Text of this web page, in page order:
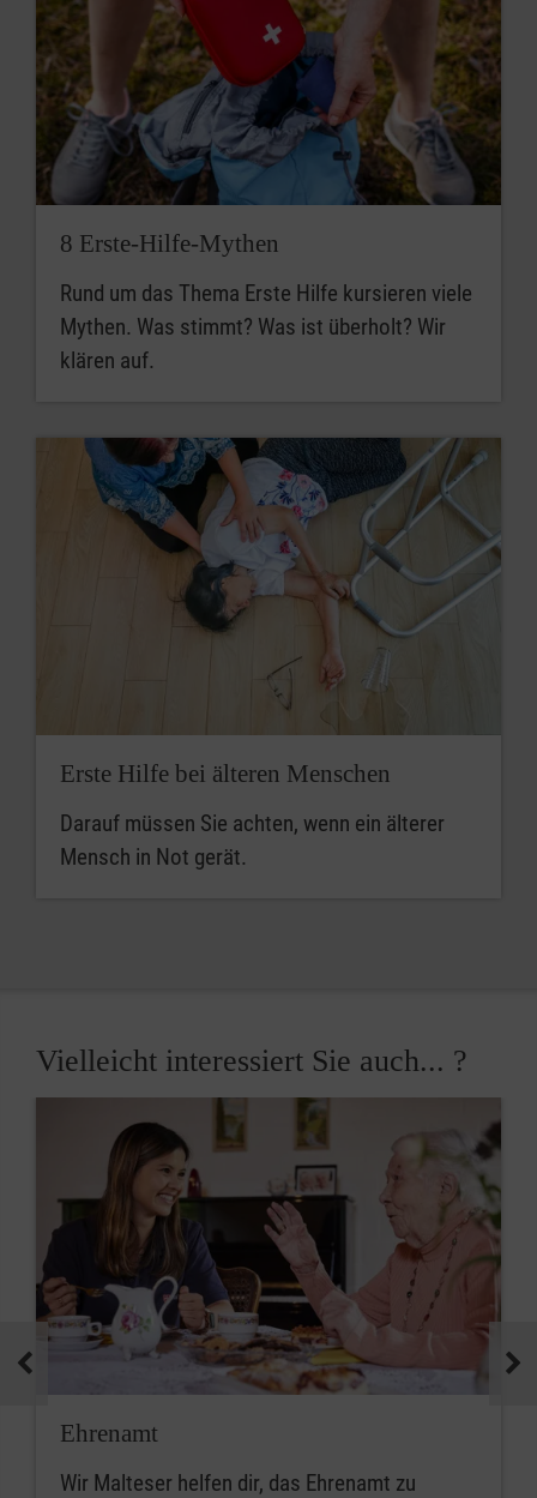
8 Erste-Hilfe-Mythen
Rund um das Thema Erste Hilfe kursieren viele
Mythen. Was stimmt? Was ist überholt? Wir
klären auf.
Erste Hilfe bei älteren Menschen
Darauf müssen Sie achten, wenn ein älterer
Mensch in Not gerät.
Vielleicht interessiert Sie auch... ?
Ehrenamt
Wir Malteser helfen dir, das Ehrenamt zu